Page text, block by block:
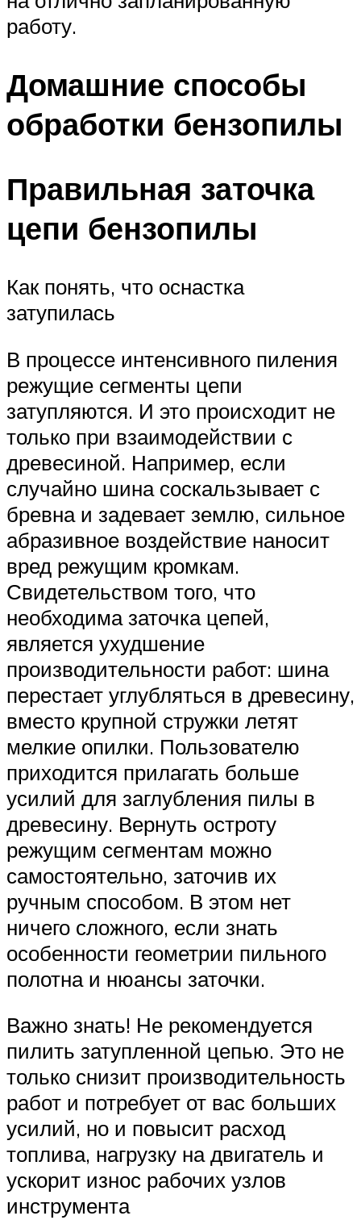
работу.
Домашние способы
обработки бензопилы
Правильная заточка
цепи бензопилы
Как понять, что оснастка
затупилась
В процессе интенсивного пиления
режущие сегменты цепи
затупляются. И это происходит не
только при взаимодействии с
древесиной. Например, если
случайно шина соскальзывает с
бревна и задевает землю, сильное
абразивное воздействие наносит
вред режущим кромкам.
Свидетельством того, что
необходима заточка цепей,
является ухудшение
производительности работ: шина
перестает углубляться в древесину,
вместо крупной стружки летят
мелкие опилки. Пользователю
приходится прилагать больше
усилий для заглубления пилы в
древесину. Вернуть остроту
режущим сегментам можно
самостоятельно, заточив их
ручным способом. В этом нет
ничего сложного, если знать
особенности геометрии пильного
полотна и нюансы заточки.
Важно знать! Не рекомендуется
пилить затупленной цепью. Это не
только снизит производительность
работ и потребует от вас больших
усилий, но и повысит расход
топлива, нагрузку на двигатель и
ускорит износ рабочих узлов
инструмента